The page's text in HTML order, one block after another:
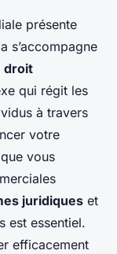
présente
s’accompagne
droit
qui régit les
à travers
votre
vous
juridiques et
est essentiel.
efficacement